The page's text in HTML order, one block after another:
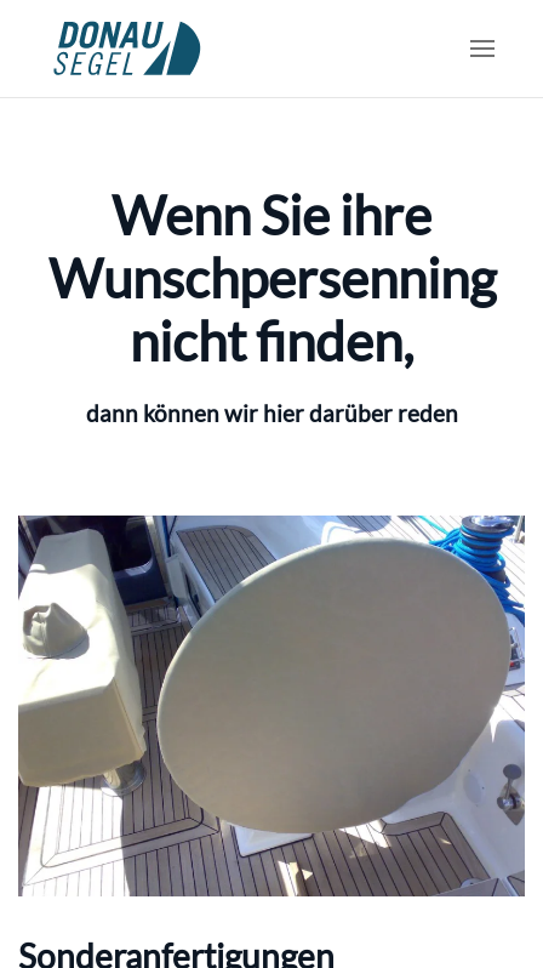
Skip to main content
Wenn Sie ihre
Wunschpersenning
nicht finden,
dann können wir hier darüber reden
Sonderanfertigungen